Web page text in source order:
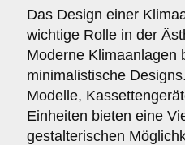
Das Design einer
wichtige Rolle in der
Moderne Klimaanlagen
minimalistische
Modelle,
Einheiten bieten eine
gestalterischen